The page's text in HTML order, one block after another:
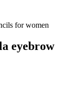
for women
eyebrow